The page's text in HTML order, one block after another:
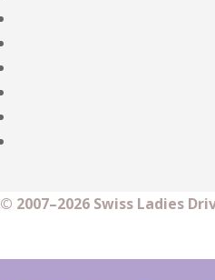
© 2007–2026 Swiss Ladies